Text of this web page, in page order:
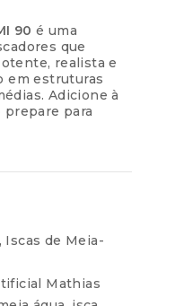
90 é uma
que
realista e
em estruturas
Adicione à
prepare para
, Iscas de Meia-
Mathias